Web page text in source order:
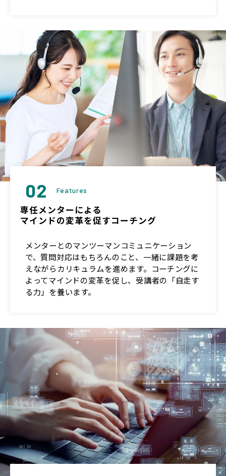
02 Features
専任メンターによる
マインドの変革を促すコーチング
メンターとのマンツーマンコミュニケーション
で、質問対応はもちろんのこと、一緒に課題を考
えながらカリキュラムを進めます。コーチングに
よってマインドの変革を促し、受講者の「自走す
る力」を養います。